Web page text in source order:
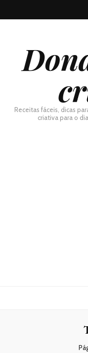
Receitas fáceis, dicas
criativa para o